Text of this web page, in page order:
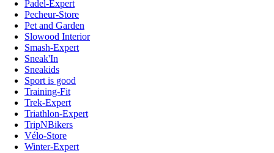
Padel-Expert
Pecheur-Store
Pet and Garden
Slowood Interior
Smash-Expert
Sneak'In
Sneakids
Sport is good
Training-Fit
Trek-Expert
Triathlon-Expert
TripNBikers
Vélo-Store
Winter-Expert